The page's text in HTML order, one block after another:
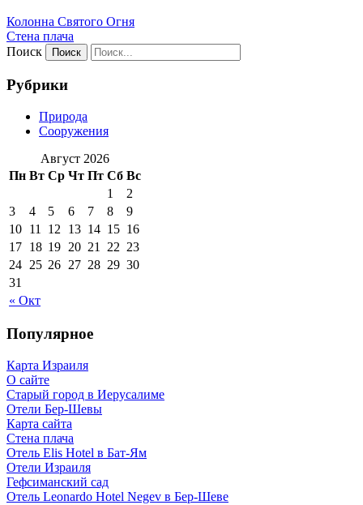
Колонна Святого Огня
Стена плача
Поиск
Рубрики
Природа
Сооружения
Август 2026
Пн Вт Ср Чт Пт Сб Вс
« Окт
1
2
3
4 5 6 7 8
9
10 11 12 13 14 15 16
17 18 19 20 21 22 23
24 25 26 27 28 29 30
31
Популярное
Карта Израиля
О сайте
Старый город в Иерусалиме
Отели Бер-Шевы
Карта сайта
Стена плача
Отель Elis Hotel в Бат-Ям
Отели Израиля
Гефсиманский сад
Отель Leonardo Hotel Negev в Бер-Шеве